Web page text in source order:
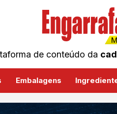
de conteúdo da
Embalagens